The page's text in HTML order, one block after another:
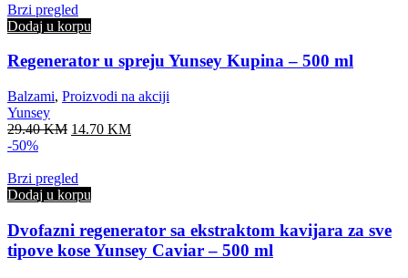
Brzi pregled
Dodaj u korpu
Regenerator u spreju Yunsey Kupina – 500 ml
Balzami, Proizvodi na akciji
Yunsey
29.40KM Original
29.40 KM.
14.70 KMCurrent
-50%
Brzi pregled
Dodaj u korpu
Dvofazni regenerator sa ekstraktom kavijara za sve
tipove kose Yunsey Caviar – 500 ml